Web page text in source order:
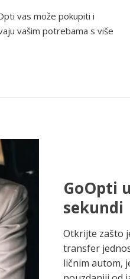
vas može pokupiti i
vašim potrebama s više
GoOpti
sekundi
Otkrijte zašto
transfer
ličnim autom,